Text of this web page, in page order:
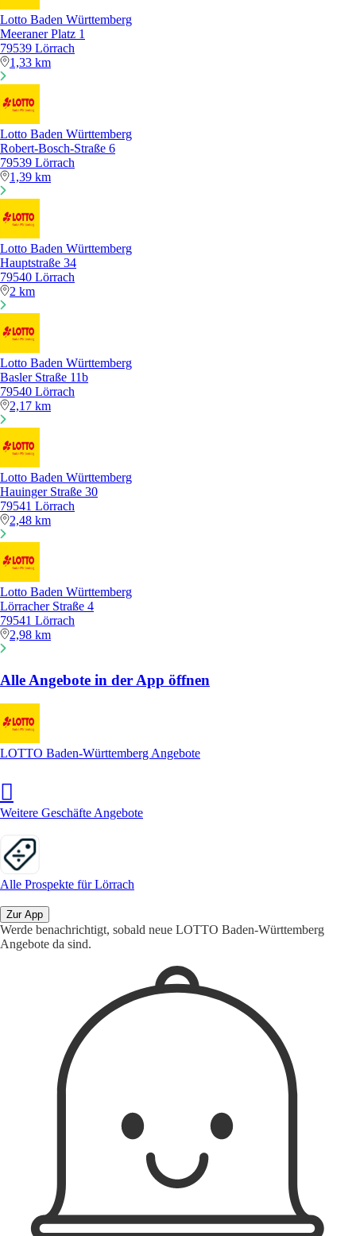
Lotto Baden Württemberg
Meeraner Platz 1
79539 Lörrach
1,33 km
Lotto Baden Württemberg
Robert-Bosch-Straße 6
79539 Lörrach
1,39 km
Lotto Baden Württemberg
Hauptstraße 34
79540 Lörrach
2 km
Lotto Baden Württemberg
Basler Straße 11b
79540 Lörrach
2,17 km
Lotto Baden Württemberg
Hauinger Straße 30
79541 Lörrach
2,48 km
Lotto Baden Württemberg
Lörracher Straße 4
79541 Lörrach
2,98 km
Alle Angebote in der App öffnen
LOTTO Baden-Württemberg Angebote
Weitere Geschäfte Angebote
Alle Prospekte für Lörrach
Zur App
Werde benachrichtigt, sobald neue LOTTO Baden-Württemberg
Angebote da sind.